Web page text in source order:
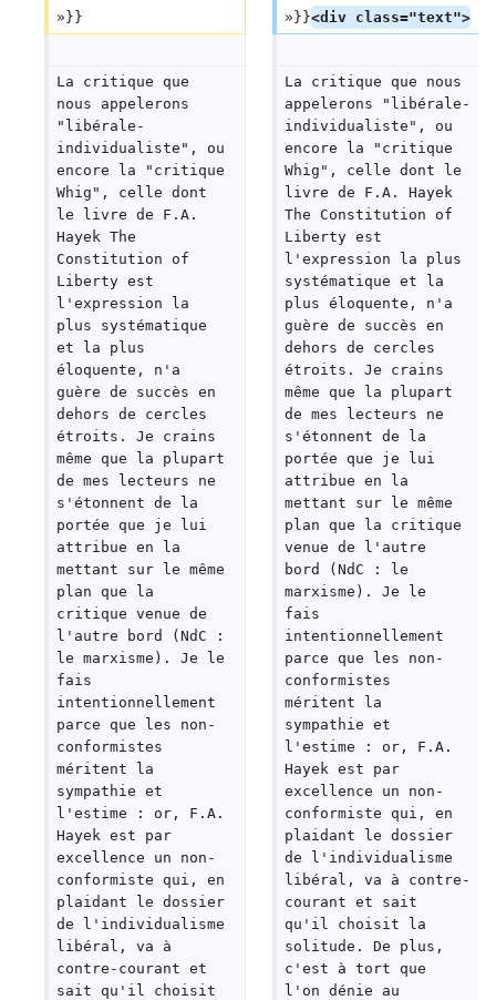
»}}
»}}<div class="text">
La critique que
nous appelerons
"libérale-
individualiste", ou
encore la "critique
Whig", celle dont
le livre de F.A.
Hayek The
Constitution of
Liberty est
l'expression la
plus systématique
et la plus
éloquente, n'a
guère de succès en
dehors de cercles
étroits. Je crains
même que la plupart
de mes lecteurs ne
s'étonnent de la
portée que je lui
attribue en la
mettant sur le même
plan que la
critique venue de
l'autre bord (NdC :
le marxisme). Je le
fais
intentionnellement
parce que les non-
conformistes
méritent la
sympathie et
l'estime : or, F.A.
Hayek est par
excellence un non-
conformiste qui, en
plaidant le dossier
de l'individualisme
libéral, va à
contre-courant et
sait qu'il choisit
La critique que nous
appelerons "libérale-
individualiste", ou
encore la "critique
Whig", celle dont le
livre de F.A. Hayek
The Constitution of
Liberty est
l'expression la plus
systématique et la
plus éloquente, n'a
guère de succès en
dehors de cercles
étroits. Je crains
même que la plupart
de mes lecteurs ne
s'étonnent de la
portée que je lui
attribue en la
mettant sur le même
plan que la critique
venue de l'autre
bord (NdC : le
marxisme). Je le
fais
intentionnellement
parce que les non-
conformistes
méritent la
sympathie et
l'estime : or, F.A.
Hayek est par
excellence un non-
conformiste qui, en
plaidant le dossier
de l'individualisme
libéral, va à contre-
courant et sait
qu'il choisit la
solitude. De plus,
c'est à tort que
l'on dénie au